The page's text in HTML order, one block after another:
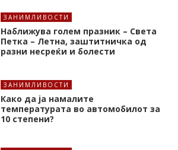
ЗАНИМЛИВОСТИ
Наближува голем празник – Света
Петка – Летна, заштитничка од
разни несреќи и болести
ЗАНИМЛИВОСТИ
Како да ја намалите
температурата во автомобилот за
10 степени?